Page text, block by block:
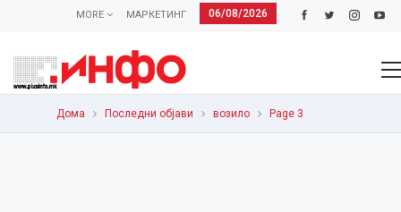
06/08/2026
МАРКЕТИНГ
MORE
Дома Последни објави возило Page 3